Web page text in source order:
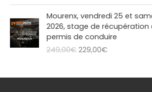
€
.9
,
0
0
0
€
.
Mourenx, vendredi 25 et
2026, stage de récupération
permis de conduire
249,00€
e
p
r
i229,00€
L
e
p
r
i